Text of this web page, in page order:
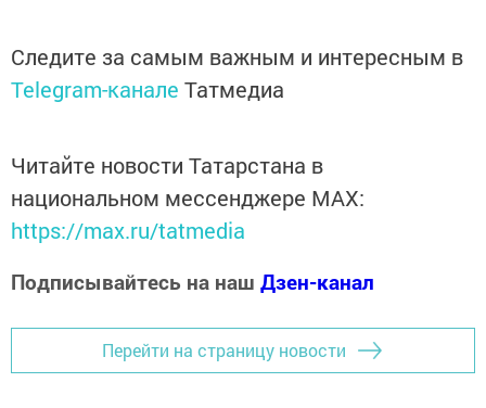
Следите за самым важным и интересным в
Telegram-канале Татмедиа
Читайте новости Татарстана в
национальном мессенджере MАХ:
https://max.ru/tatmedia
Подписывайтесь на наш Дзен-канал
Перейти на страницу новости